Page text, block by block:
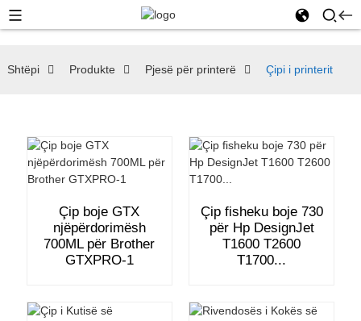
Shtëpi Produkte Pjesë për printerë Çipi i printerit
Çip boje GTX
njëpërdorimësh
700ML për Brother
GTXPRO-1
Çip fisheku boje 730
për Hp DesignJet
T1600 T2600
T1700...